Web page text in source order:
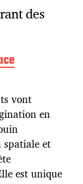
des
vont
en
spatiale et
est unique